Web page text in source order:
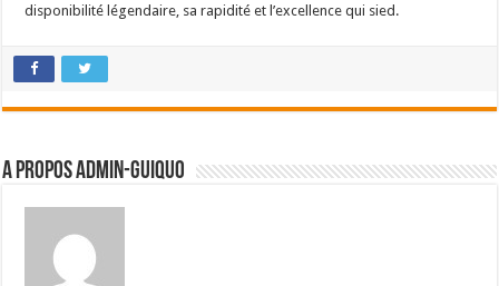
disponibilité légendaire, sa rapidité et l’excellence qui sied.
A propos admin-guiquo